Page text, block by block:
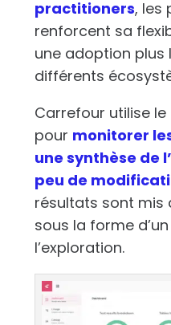
practitioners, les
renforcent sa
une adoption plus
différents
Carrefour utilise
pour monitorer
une synthèse de
peu de
résultats sont
sous la forme
l’exploration.